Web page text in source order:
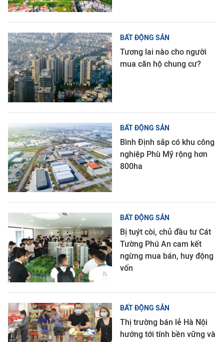
BẤT ĐỘNG SẢN
Tương lai nào cho người
mua căn hộ chung cư?
BẤT ĐỘNG SẢN
Bình Định sắp có khu công
nghiệp Phù Mỹ rộng hơn
800ha
BẤT ĐỘNG SẢN
Bị tuýt còi, chủ đầu tư Cát
Tường Phú An cam kết
ngừng mua bán, huy động
vốn
BẤT ĐỘNG SẢN
Thị trường bán lẻ Hà Nội
hướng tới tính bền vững và